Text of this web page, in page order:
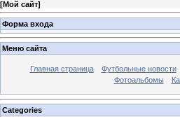
[Мой сайт]
Форма входа
Меню сайта
Главная страница Футбольные новости
Фотоальбомы
Categories